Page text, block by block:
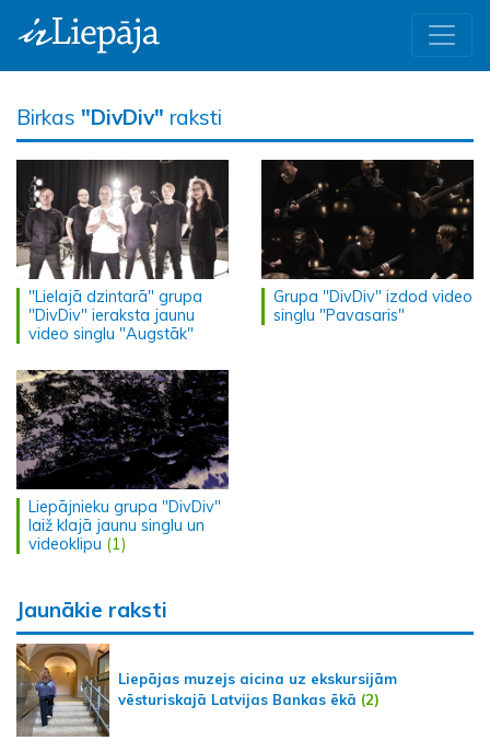
Birkas "DivDiv" raksti
"Lielajā dzintarā" grupa
"DivDiv" ieraksta jaunu
video singlu "Augstāk"
Grupa "DivDiv" izdod video
singlu "Pavasaris"
Liepājnieku grupa "DivDiv"
laiž klajā jaunu singlu un
videoklipu (1)
Jaunākie raksti
Liepājas muzejs aicina uz ekskursijām
vēsturiskajā Latvijas Bankas ēkā (2)